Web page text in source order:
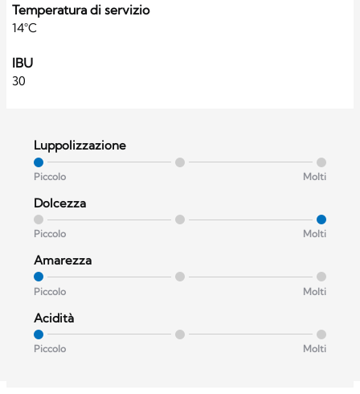
Temperatura di servizio
14°C
IBU
30
Luppolizzazione
Piccolo Molti
Dolcezza
Piccolo Molti
Amarezza
Piccolo Molti
Acidità
Piccolo Molti